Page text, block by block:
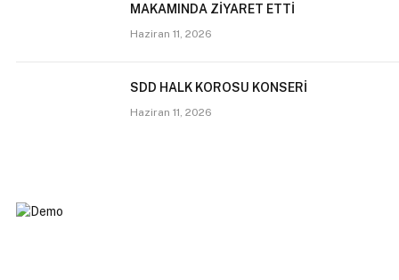
MAKAMINDA ZİYARET ETTİ
Haziran 11, 2026
SDD HALK KOROSU KONSERİ
Haziran 11, 2026